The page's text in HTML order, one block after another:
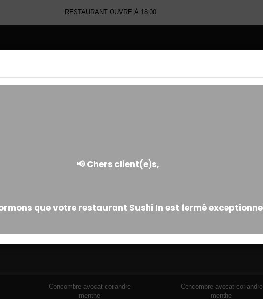
RESTAURANT OUVRE À 18:00
Concombre avocat coriandre
menthe
Concombre avocat coriandre
menthe